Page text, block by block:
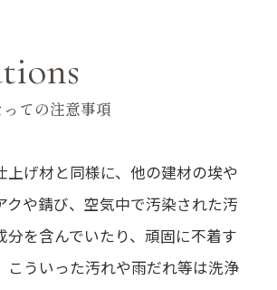
ての注意事項
げ材と同様に、他の建材の埃や
クや錆び、空気中で汚染された汚
分を含んでいたり、頑固に不着す
こういった汚れや雨だれ等は洗浄